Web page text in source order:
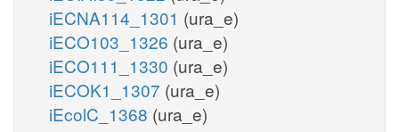
iECNA114_1301 (ura_e)
iECO103_1326 (ura_e)
iECO111_1330 (ura_e)
iECOK1_1307 (ura_e)
iEcolC_1368 (ura_e)